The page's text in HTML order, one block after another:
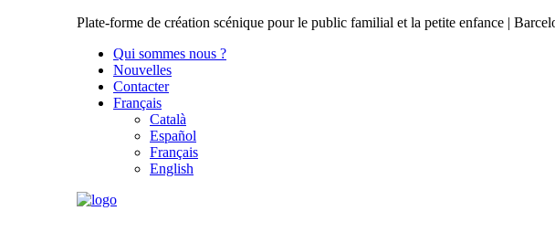
Plate-forme de création scénique pour le public familial et la petite enfance |
Qui sommes nous ?
Nouvelles
Contacter
Français
Català
Español
Français
English